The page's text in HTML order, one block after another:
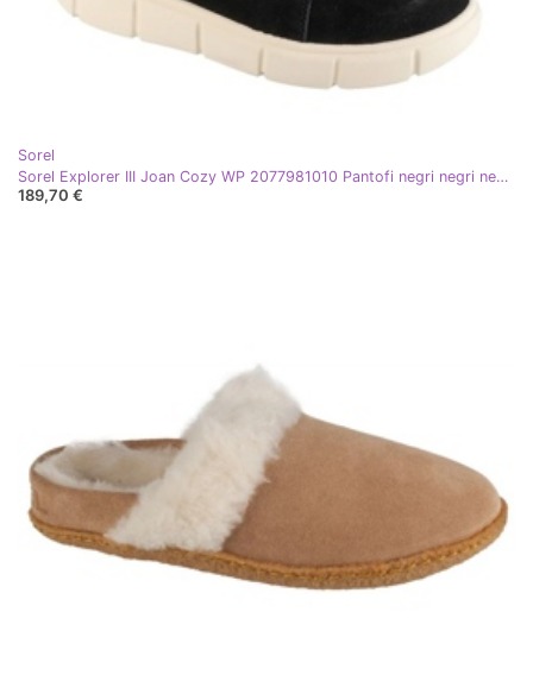
Sorel
Sorel Explorer III Joan Cozy WP 2077981010 Pantofi negri negri negru
189,70 €